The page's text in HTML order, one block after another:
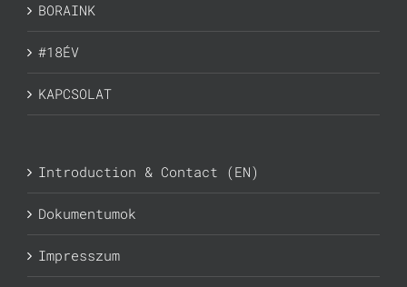
BORAINK
#18ÉV
KAPCSOLAT
Introduction & Contact (EN)
Dokumentumok
Impresszum